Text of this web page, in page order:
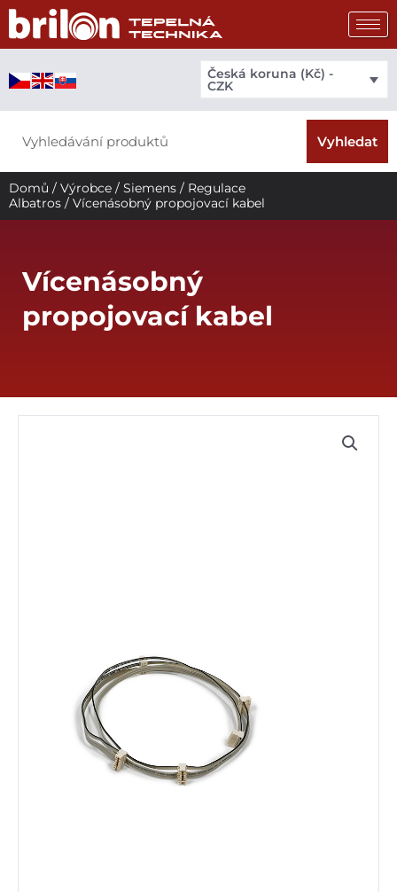
Přeskočit
obsah
Česká koruna (Kč) -
CZK
Vyhledat
Domů / Výrobce / Siemens / Regulace
Albatros / Vícenásobný propojovací kabel
Vícenásobný
propojovací kabel